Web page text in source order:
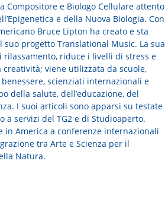
Compositore e Biologo Cellulare attento
e della Nuova Biologia. Con
Bruce Lipton ha creato e sta
progetto Translational Music. La sua
rilassamento, riduce i livelli di stress e
creatività; viene utilizzata da scuole,
scienziati internazionali e
della salute, dell’educazione, del
I suoi articoli sono apparsi su testate
a servizi del TG2 e di Studioaperto.
in America a conferenze internazionali
tra Arte e Scienza per il
Natura.